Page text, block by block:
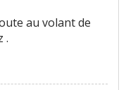
au volant de
.